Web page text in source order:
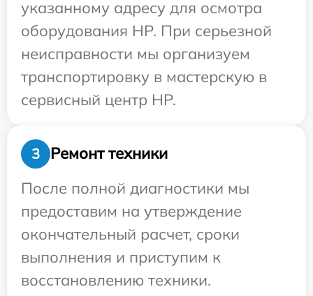
указанному адресу для осмотра
оборудования HP. При серьезной
неисправности мы организуем
транспортировку в мастерскую в
сервисный центр HP.
3
Ремонт техники
После полной диагностики мы
предоставим на утверждение
окончательный расчет, сроки
выполнения и приступим к
восстановлению техники.